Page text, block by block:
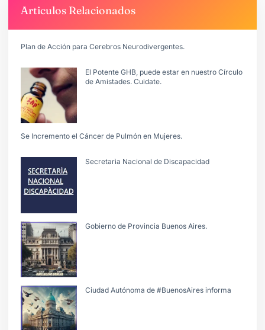
Articulos Relacionados
Plan de Acción para Cerebros Neurodivergentes.
El Potente GHB, puede estar en nuestro Círculo
de Amistades. Cuidate.
Se Incremento el Cáncer de Pulmón en Mujeres.
Secretarìa Nacional de Discapacidad
Gobierno de Provincia Buenos Aires.
Ciudad Autónoma de #BuenosAires informa